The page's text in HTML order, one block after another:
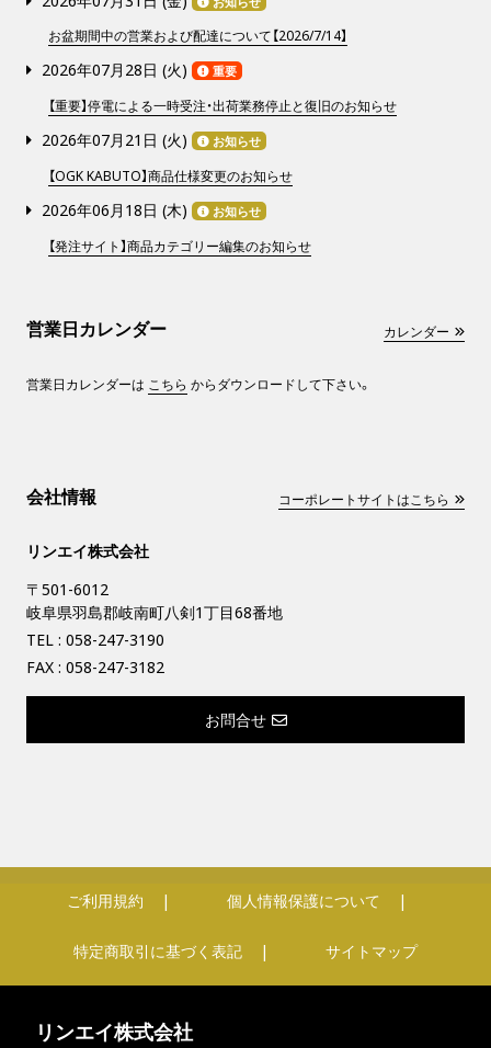
お盆期間中の営業および配達について【2026/7/14】
2026年07月28日 (火) 重要
【重要】停電による一時受注・出荷業務停止と復旧のお知らせ
2026年07月21日 (火) お知らせ
【OGK KABUTO】商品仕様変更のお知らせ
2026年06月18日 (木) お知らせ
【発注サイト】商品カテゴリー編集のお知らせ
営業日カレンダー カレンダー
営業日カレンダーは こちら からダウンロードして下さい。
会社情報 コーポレートサイトはこちら
リンエイ株式会社
〒501-6012
岐阜県羽島郡岐南町八剣1丁目68番地
TEL : 058-247-3190
FAX : 058-247-3182
お問合せ
ご利用規約 個人情報保護について
特定商取引に基づく表記 サイトマップ
リンエイ株式会社